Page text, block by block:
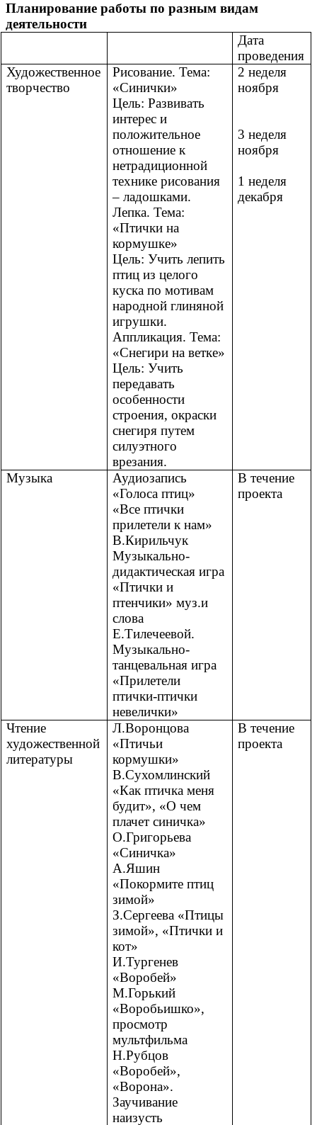
Планирование работы по разным видам
деятельности
Дата
проведения
Художественное
творчество
Рисование. Тема:
«Синички»
Цель: Развивать
интерес и
положительное
отношение к
нетрадиционной
технике рисования
– ладошками.
Лепка. Тема:
«Птички на
кормушке»
Цель: Учить лепить
птиц из целого
куска по мотивам
народной глиняной
игрушки.
Аппликация. Тема:
«Снегири на ветке»
Цель: Учить
передавать
особенности
строения, окраски
снегиря путем
силуэтного
врезания.
2 неделя
ноября
3 неделя
ноября
1 неделя
декабря
Музыка
Аудиозапись
«Голоса птиц»
«Все птички
прилетели к нам»
В.Кирильчук
Музыкально-
дидактическая игра
«Птички и
птенчики» муз.и
слова
Е.Тилечеевой.
Музыкально-
танцевальная игра
«Прилетели
птички-птички
невелички»
В течение
проекта
Чтение
художественной
литературы
Л.Воронцова
«Птичьи
кормушки»
В.Сухомлинский
«Как птичка меня
будит», «О чем
плачет синичка»
О.Григорьева
«Синичка»
А.Яшин
«Покормите птиц
зимой»
З.Сергеева «Птицы
зимой», «Птички и
кот»
И.Тургенев
«Воробей»
М.Горький
«Воробьишко»,
просмотр
мультфильма
Н.Рубцов
«Воробей»,
«Ворона».
Заучивание
наизусть
В течение
проекта